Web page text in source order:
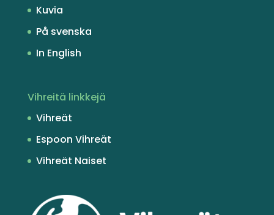
Kuvia
På svenska
In English
Vihreitä linkkejä
Vihreät
Espoon Vihreät
Vihreät Naiset